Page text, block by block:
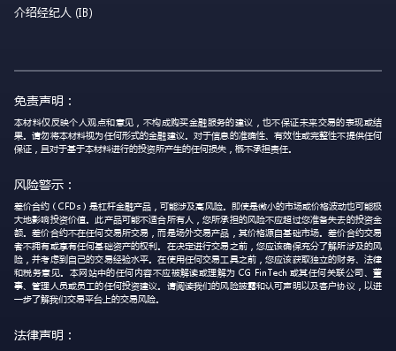
介绍经纪人 (IB)
免责声明：
本材料仅反映个人观点和意见，不构成购买金融服务的建议，也不保证未来交易的表现或结
果。请勿将本材料视为任何形式的金融建议。对于信息的准确性、有效性或完整性不提供任何
保证，且对于基于本材料进行的投资所产生的任何损失，概不承担责任。
风险警示：
差价合约（CFDs）是杠杆金融产品，可能涉及高风险。即使是微小的市场或价格波动也可能极
大地影响投资价值。此产品可能不适合所有人，您所承担的风险不应超过您准备失去的投资金
额。差价合约不在任何交易所交易，而是场外交易产品，其价格源自基础市场。差价合约交易
者不拥有或享有任何基础资产的权利。在决定进行交易之前，您应该确保充分了解所涉及的风
险，并考虑到自己的交易经验水平。在使用任何交易工具之前，您应该获取独立的财务、法律
和税务意见。本网站中的任何内容不应被解读或理解为 CG FinTech 或其任何关联公司、董
事、管理人员或员工的任何投资建议。请阅读我们的风险披露和认可声明以及客户协议，以进
一步了解我们交易平台上的交易风险。
法律声明：